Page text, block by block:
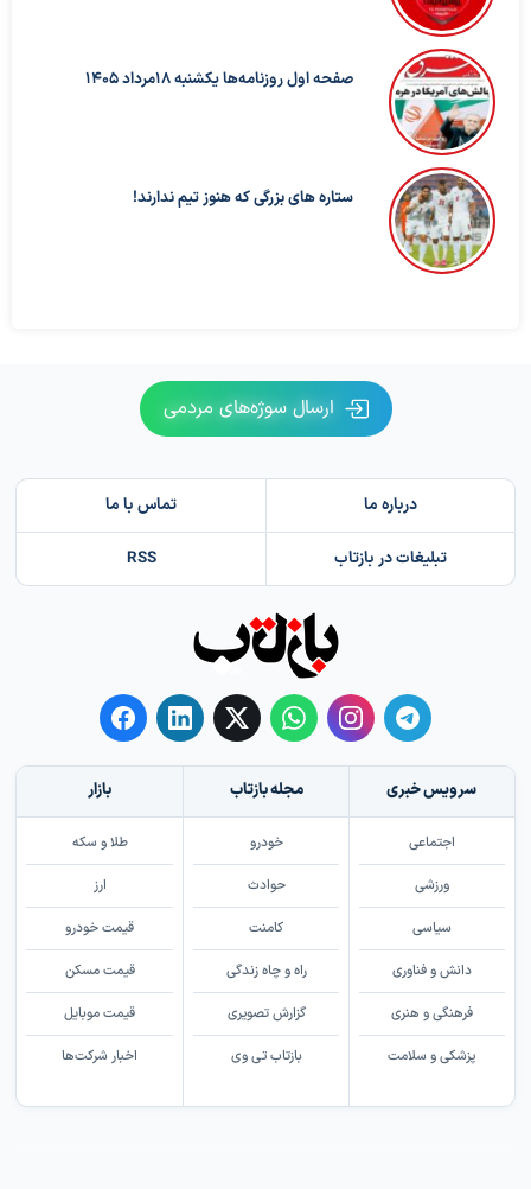
صفحه اول روزنامه‌ها یکشنبه 18مرداد 1405
ستاره های بزرگی که هنوز تیم ندارند!
ارسال سوژه‌های مردمی
درباره ما تماس با ما
تبلیغات در بازتاب RSS
سرویس خبری
اجتماعی
ورزشی
سیاسی
دانش و فناوری
فرهنگی و هنری
پزشکی و سلامت
مجله بازتاب
خودرو
حوادث
کامنت
راه و چاه زندگی
گزارش تصویری
بازتاب تی وی
بازار
طلا و سکه
ارز
قیمت خودرو
قیمت مسکن
قیمت موبایل
اخبار شرکت‌ها